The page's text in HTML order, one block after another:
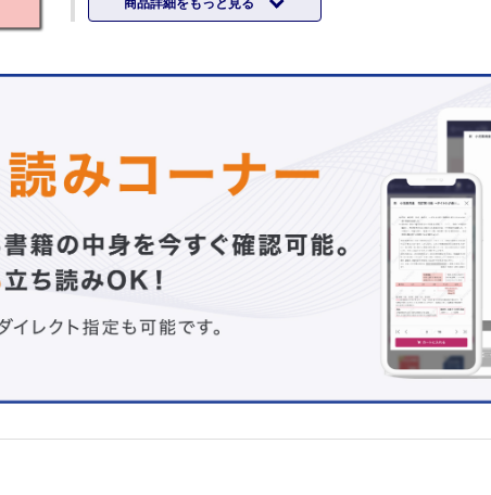
1.3 眼内炎 （山下耀平，田中 寛）
TOPICS Klebsiella pneumoniaeによる侵襲性肝膿瘍症候群
1.8 虚血性視神経症，視神経炎，うっ血乳頭・偽性うっ血乳頭
（前久保知行）
1.9 眼窩蜂巣炎 （戸所大輔，松井 遼）
Chapter 2 一般外来でのトラブルシューティング（1）検査
2.2 眼位・眼球運動検査 （荒木俊介，三木淳司）
2.3 瞳孔検査 （後藤克聡，三木淳司）
2.4 色覚検査 （杢野久美子）
2.6 涙道検査 （鶴丸修士）
2.7 隅角検査，UBM検査 （大鳥安正）
2.8 OCT（前眼部・後眼部）検査 （濵 佑樹，村岡勇貴）
2.10 蛍光眼底造影検査 （平山公美子）
2.12 小児の検査 （畦間美里）
商品詳細をもっと見る